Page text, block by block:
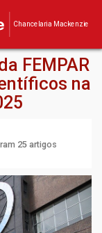
Chancelaria Mackenzie
FEMPAR
na
25 artigos